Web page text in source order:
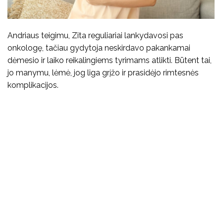
Andriaus teigimu, Zita reguliariai lankydavosi pas
onkologę, tačiau gydytoja neskirdavo pakankamai
dėmesio ir laiko reikalingiems tyrimams atlikti. Būtent tai,
jo manymu, lėmė, jog liga grįžo ir prasidėjo rimtesnės
komplikacijos.